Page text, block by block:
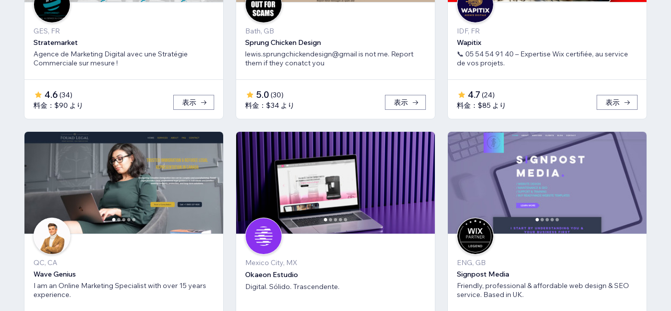
GES, FR
Stratemarket
Agence de Marketing Digital avec une Stratégie
Commerciale sur mesure !
4.6 (34)
料金：$90 より
表示
Bath, GB
Sprung Chicken Design
lewis.sprungchickendesign@gmail is not me. Report
them if they conatct you
5.0 (30)
料金：$34 より
表示
IDF, FR
Wapitix
📞 05 54 54 91 40 – Expertise Wix certifiée, au service
de vos projets.
4.7 (24)
料金：$85 より
表示
QC, CA
Wave Genius
I am an Online Marketing Specialist with over 15 years
experience.
Mexico City, MX
Okaeon Estudio
Digital. Sólido. Trascendente.
ENG, GB
Signpost Media
Friendly, professional & affordable web design & SEO
service. Based in UK.